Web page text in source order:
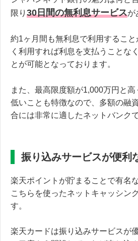
限り 30日間の無利息サービスが
約1ヶ月間も無利息で利用すること
く利用すれば利息を支払うことな
とが可能となっております。
また、最高限度額が1,000万円と
低いことも特徴なので、多額の融
合には非常に適したネットバンクで
振り込みサービスが便利
楽天ポイントが貯まることで有名
こちらを使ったネットキャッシン
す。
楽天カードは振り込みサービスが